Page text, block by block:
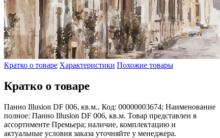
Кратко о товаре Характеристики Похожие товары
Кратко о товаре
Панно Illusion DF 006, кв.м.. Код: 00000003674; Наименование
полное: Панно Illusion DF 006, кв.м. Товар представлен в
ассортименте Премьера; наличие, комплектацию и
актуальные условия заказа уточняйте у менеджера.